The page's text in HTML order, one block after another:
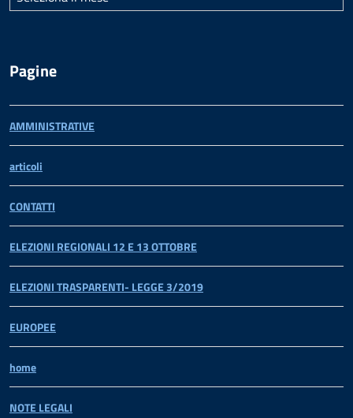
Pagine
AMMINISTRATIVE
articoli
CONTATTI
ELEZIONI REGIONALI 12 E 13 OTTOBRE
ELEZIONI TRASPARENTI- LEGGE 3/2019
EUROPEE
home
NOTE LEGALI